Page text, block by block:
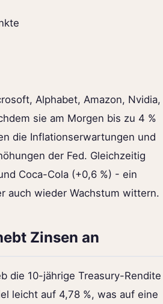
Alphabet, Amazon, Nvidia,
sie am Morgen bis zu 4 %
die Inflationserwartungen und
der Fed. Gleichzeitig
Coca-Cola (+0,6 %) - ein
auch wieder Wachstum wittern.
Zinsen an
die 10-jährige Treasury-Rendite
leicht auf 4,78 %, was auf eine